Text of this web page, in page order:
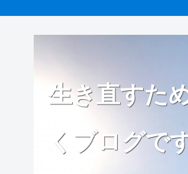
生き直すた
くブログで